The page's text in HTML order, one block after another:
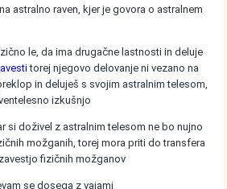
astralno raven, kjer je govora o astralnem
le, da ima drugačne lastnosti in deluje
torej njegovo delovanje ni vezano na
in deluješ s svojim astralnim telesom,
izkušnjo
si doživel z astralnim telesom ne bo nujno
možganih, torej mora priti do transfera
fizičnih možganov
se dosega z vajami